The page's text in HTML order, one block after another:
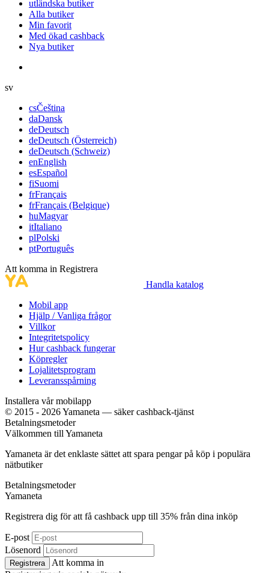
utländska butiker
Alla butiker
Min favorit
Med ökad cashback
Nya butiker
sv
csČeština
daDansk
deDeutsch
deDeutsch (Österreich)
deDeutsch (Schweiz)
enEnglish
esEspañol
fiSuomi
frFrançais
frFrançais (Belgique)
huMagyar
itItaliano
plPolski
ptPortuguês
Att komma in Registrera
Handla katalog
Mobil app
Hjälp / Vanliga frågor
Villkor
Integritetspolicy
Hur cashback fungerar
Köpregler
Lojalitetsprogram
Leveransspårning
Installera vår mobilapp
© 2015 - 2026 Yamaneta — säker cashback-tjänst
Betalningsmetoder
Välkommen till Yamaneta
Yamaneta är det enklaste sättet att spara pengar på köp i populära
nätbutiker
Betalningsmetoder
Yamaneta
Registrera dig för att få cashback upp till 35% från dina inköp
E-post
Lösenord
Registrera
Att komma in